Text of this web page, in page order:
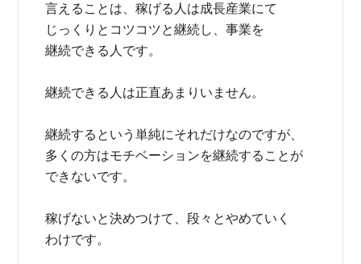
言えることは、稼げる人は成長産業にて
じっくりとコツコツと継続し、事業を
継続できる人です。
継続できる人は正直あまりいません。
継続するという単純にそれだけなのですが、
多くの方はモチベーションを継続することが
できないです。
稼げないと決めつけて、段々とやめていく
わけです。